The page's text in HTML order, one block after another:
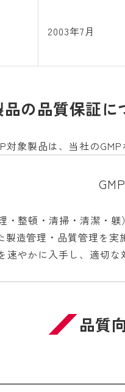
2003年7月
の品質保証に
対象製品は、当社の
・整頓・清掃・清潔・
製造管理・品質管理を
速やかに入手し、適切な
品質